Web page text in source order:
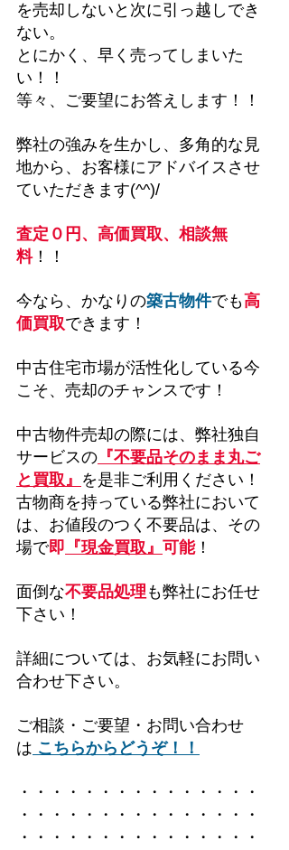
を売却しないと次に引っ越しでき
ない。
とにかく、早く売ってしまいた
い！！
等々、ご要望にお答えします！！
弊社の強みを生かし、多角的な見
地から、お客様にアドバイスさせ
ていただきます(^^)/
査定０円、高価買取、相談無
料！！
今なら、かなりの築古物件でも高
価買取できます！
中古住宅市場が活性化している今
こそ、売却のチャンスです！
中古物件売却の際には、弊社独自
サービスの 『不要品そのまま丸ご
と買取』 を是非ご利用ください！
古物商を持っている弊社において
は、お値段のつく不要品は、その
場で即 『現金買取』 可能！
面倒な不要品処理 も弊社にお任せ
下さい！
詳細については、お気軽にお問い
合わせ下さい。
ご相談・ご要望・お問い合わせ
は こちらからどうぞ！！
・・・・・・・・・・・・・・・
・・・・・・・・・・・・・・・
・・・・・・・・・・・・・・・